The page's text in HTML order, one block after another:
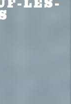
LES-